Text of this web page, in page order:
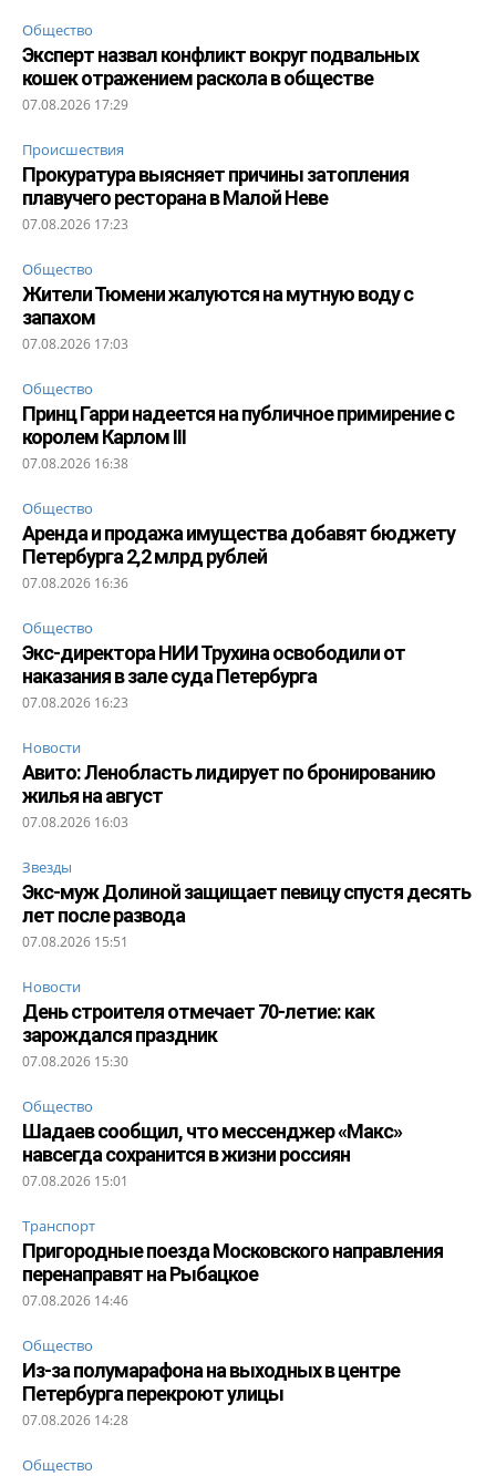
Общество
Эксперт назвал конфликт вокруг подвальных
кошек отражением раскола в обществе
07.08.2026 17:29
Происшествия
Прокуратура выясняет причины затопления
плавучего ресторана в Малой Неве
07.08.2026 17:23
Общество
Жители Тюмени жалуются на мутную воду с
запахом
07.08.2026 17:03
Общество
Принц Гарри надеется на публичное примирение с
королем Карлом III
07.08.2026 16:38
Общество
Аренда и продажа имущества добавят бюджету
Петербурга 2,2 млрд рублей
07.08.2026 16:36
Общество
Экс-директора НИИ Трухина освободили от
наказания в зале суда Петербурга
07.08.2026 16:23
Новости
Авито: Ленобласть лидирует по бронированию
жилья на август
07.08.2026 16:03
Звезды
Экс-муж Долиной защищает певицу спустя десять
лет после развода
07.08.2026 15:51
Новости
День строителя отмечает 70-летие: как
зарождался праздник
07.08.2026 15:30
Общество
Шадаев сообщил, что мессенджер «Макс»
навсегда сохранится в жизни россиян
07.08.2026 15:01
Транспорт
Пригородные поезда Московского направления
перенаправят на Рыбацкое
07.08.2026 14:46
Общество
Из-за полумарафона на выходных в центре
Петербурга перекроют улицы
07.08.2026 14:28
Общество